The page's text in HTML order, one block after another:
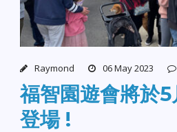
Raymond 06 May 2023
福智園遊會將於
登場 !